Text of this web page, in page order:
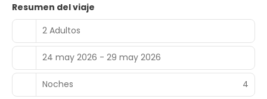
Resumen del viaje
2 Adultos
24 may 2026 - 29 may 2026
Noches 4